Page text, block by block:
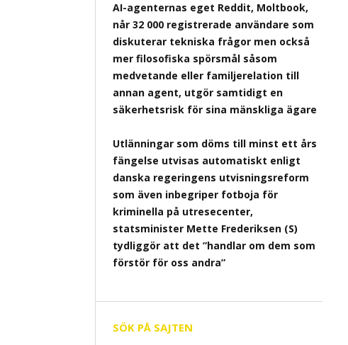
AI-agenternas eget Reddit, Moltbook,
når 32 000 registrerade användare som
diskuterar tekniska frågor men också
mer filosofiska spörsmål såsom
medvetande eller familjerelation till
annan agent, utgör samtidigt en
säkerhetsrisk för sina mänskliga ägare
Utlänningar som döms till minst ett års
fängelse utvisas automatiskt enligt
danska regeringens utvisningsreform
som även inbegriper fotboja för
kriminella på utresecenter,
statsminister Mette Frederiksen (S)
tydliggör att det ”handlar om dem som
förstör för oss andra”
SÖK PÅ SAJTEN